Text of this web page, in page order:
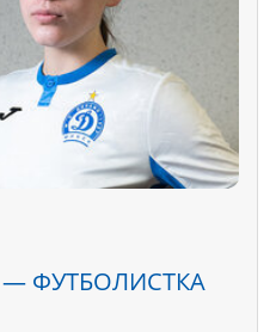
ФУТБОЛИСТКА